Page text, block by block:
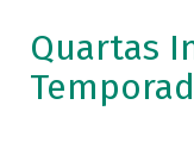
Quartas